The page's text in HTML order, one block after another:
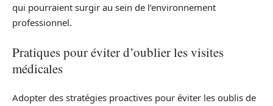
qui pourraient surgir au sein de l’environnement
professionnel.
Pratiques pour éviter d’oublier les visites
médicales
Adopter des stratégies proactives pour éviter les oublis de